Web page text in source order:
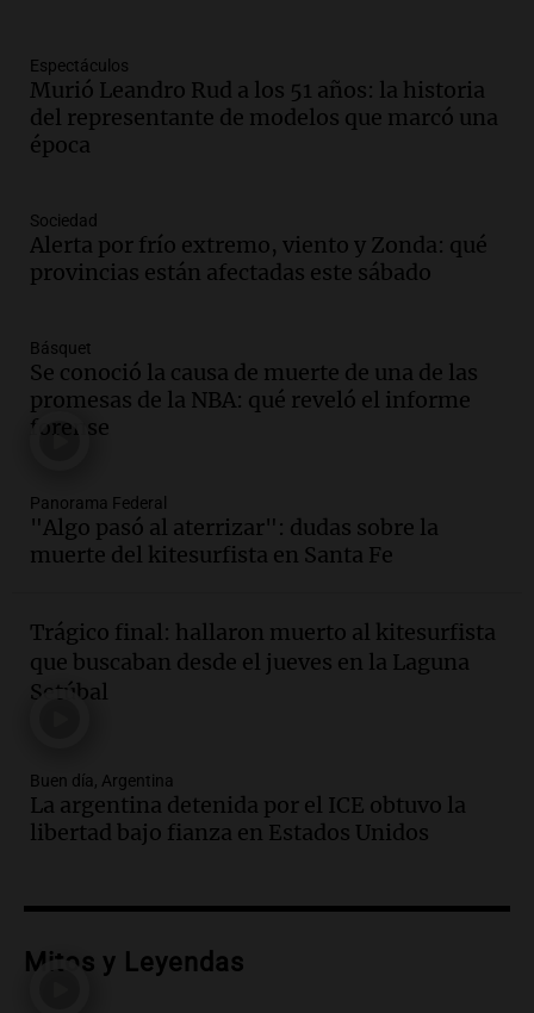
Audio.
protocolo contra ciberbullying y
grooming en escuelas de Salta
Panorama Federal
Audio.
personalizada y diversidad para romper
el ayuno nocturno
Audio. Altas Cumbres: rescataron a una
cabra que llevaba ocho días atrapada en
un precipicio
Una mañana para todos
Audio.Matías, un inmigrante temoroso
ante la detención y deportación en
Estados Unidos
Audio.Chile planteó mejorar la
conectividad fronteriza, aérea y digital
con Jujuy
Audio.Del fitness a la longevidad: por
qué crece el consumo de alimentos con
proteínas
la cooperativa Talamochita en Villa
María
Espectáculos
Murió Leandro Rud a los 51 años: la historia
del representante de modelos que marcó una
época
Sociedad
Alerta por frío extremo, viento y Zonda: qué
provincias están afectadas este sábado
Básquet
Se conoció la causa de muerte de una de las
promesas de la NBA: qué reveló el informe
forense
Panorama Federal
"Algo pasó al aterrizar": dudas sobre la
muerte del kitesurfista en Santa Fe
Trágico final: hallaron muerto al kitesurfista
que buscaban desde el jueves en la Laguna
Setúbal
Buen día, Argentina
La argentina detenida por el ICE obtuvo la
libertad bajo fianza en Estados Unidos
Mitos y Leyendas